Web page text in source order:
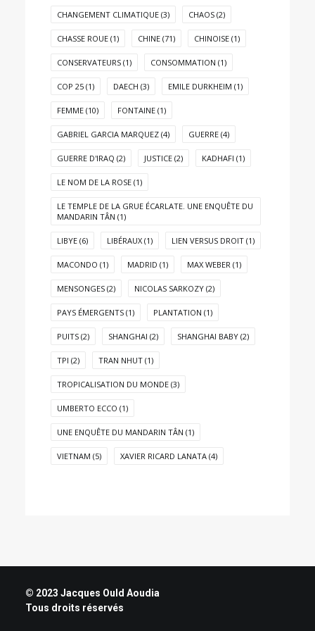
CHANGEMENT CLIMATIQUE (3) CHAOS (2)
CHASSE ROUE (1) CHINE (71) CHINOISE (1)
CONSERVATEURS (1) CONSOMMATION (1)
COP 25 (1) DAECH (3) EMILE DURKHEIM (1)
FEMME (10) FONTAINE (1)
GABRIEL GARCIA MARQUEZ (4) GUERRE (4)
GUERRE D'IRAQ (2) JUSTICE (2) KADHAFI (1)
LE NOM DE LA ROSE (1)
LE TEMPLE DE LA GRUE ÉCARLATE. UNE ENQUÊTE DU
MANDARIN TÂN (1)
LIBYE (6) LIBÉRAUX (1) LIEN VERSUS DROIT (1)
MACONDO (1) MADRID (1) MAX WEBER (1)
MENSONGES (2) NICOLAS SARKOZY (2)
PAYS ÉMERGENTS (1) PLANTATION (1)
PUITS (2) SHANGHAI (2) SHANGHAI BABY (2)
TPI (2) TRAN NHUT (1)
TROPICALISATION DU MONDE (3)
UMBERTO ECCO (1)
UNE ENQUÊTE DU MANDARIN TÂN (1)
VIETNAM (5) XAVIER RICARD LANATA (4)
© 2023 Jacques Ould Aoudia
Tous droits réservés